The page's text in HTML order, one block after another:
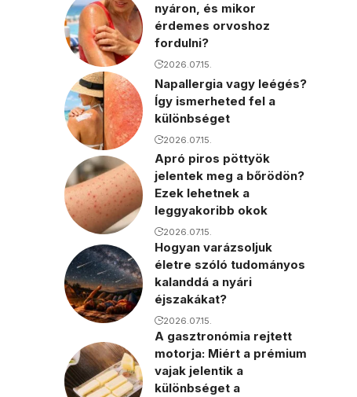
nyáron, és mikor
érdemes orvoshoz
fordulni?
2026.07.15.
Napallergia vagy leégés?
Így ismerheted fel a
különbséget
2026.07.15.
Apró piros pöttyök
jelentek meg a bőrödön?
Ezek lehetnek a
leggyakoribb okok
2026.07.15.
Hogyan varázsoljuk
életre szóló tudományos
kalanddá a nyári
éjszakákat?
2026.07.15.
A gasztronómia rejtett
motorja: Miért a prémium
vajak jelentik a
különbséget a